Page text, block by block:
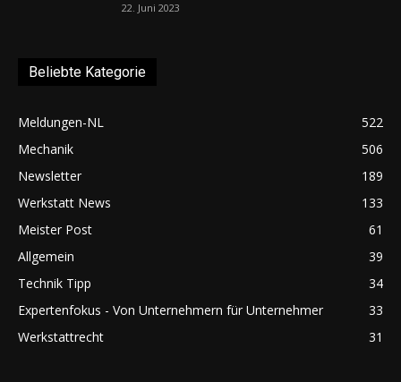
22. Juni 2023
Beliebte Kategorie
Meldungen-NL
522
Mechanik
506
Newsletter
189
Werkstatt News
133
Meister Post
61
Allgemein
39
Technik Tipp
34
Expertenfokus - Von Unternehmern für Unternehmer
33
Werkstattrecht
31